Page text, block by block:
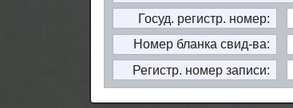
Госуд. регистр. номер:
Номер бланка свид-ва:
Регистр. номер записи: